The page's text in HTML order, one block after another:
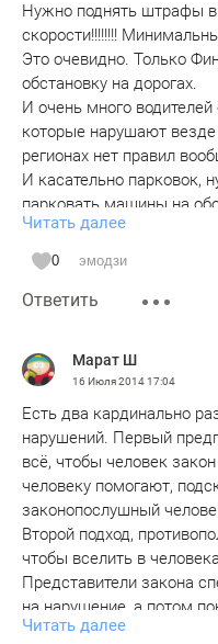
Нужно поднять штрафы
скорости!!!!!!!!
Это очевидно. Только
обстановку на дорогах.
И очень много водителей
которые нарушают
регионах нет правил
И касательно парковок,
парковать машины на
в зеленой зоне по всему
большая проблема. В
Нужны муниципальные
нормальными условиями
Читать далее
0 эмодзи
Ответить
Марат Ш
16 Июля 201417:04
Есть два кардинально
нарушений. Первый
всё, чтобы человек
человеку помогают,
законопослушный
Второй подход,
чтобы вселить в
Представители закона
на нарушение, а потом
этом даже
Читать далее